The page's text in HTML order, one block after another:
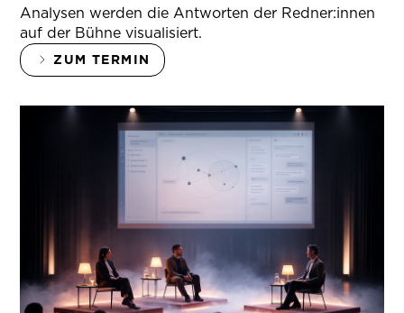
Analysen werden die Antworten der Redner:innen
auf der Bühne visualisiert.
ZUM TERMIN